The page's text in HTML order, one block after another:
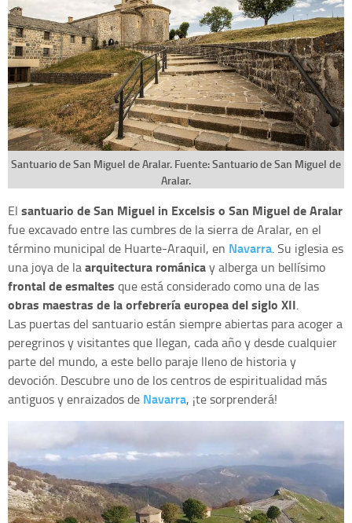
Santuario de San Miguel de Aralar. Fuente: Santuario de San Miguel de
Aralar.
El santuario de San Miguel in Excelsis o San Miguel de Aralar
fue excavado entre las cumbres de la sierra de Aralar, en el
término municipal de Huarte-Araquil, en Navarra. Su iglesia es
una joya de laarquitectura románicay alberga un bellísimo
frontal de esmaltes que está considerado como una de las
obras maestras de la orfebrería europea del siglo XII.
Las puertas del santuario están siempre abiertas para acoger a
peregrinos y visitantes que llegan, cada año y desde cualquier
parte del mundo, a este bello paraje lleno de historia y
devoción. Descubre uno de los centros de espiritualidad más
antiguos y enraizados de Navarra, ¡te sorprenderá!